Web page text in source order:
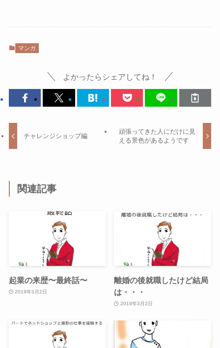
マンガ
よかったらシェアしてね！
チャレンジショップ編
頑張ってきた人にだけに見
える景色があるようです
関連記事
起業の来歴〜最終話〜
2019年3月2日
離婚の後就職したけど結局
は・・・
2019年3月2日